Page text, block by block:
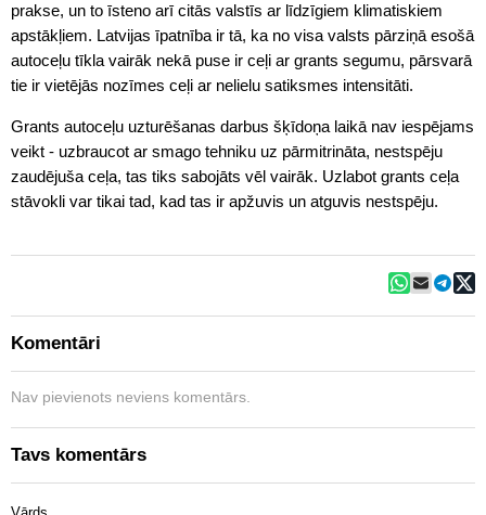
prakse, un to īsteno arī citās valstīs ar līdzīgiem klimatiskiem
apstākļiem. Latvijas īpatnība ir tā, ka no visa valsts pārziņā esošā
autoceļu tīkla vairāk nekā puse ir ceļi ar grants segumu, pārsvarā
tie ir vietējās nozīmes ceļi ar nelielu satiksmes intensitāti.
Grants autoceļu uzturēšanas darbus šķīdoņa laikā nav iespējams
veikt - uzbraucot ar smago tehniku uz pārmitrināta, nestspēju
zaudējuša ceļa, tas tiks sabojāts vēl vairāk. Uzlabot grants ceļa
stāvokli var tikai tad, kad tas ir apžuvis un atguvis nestspēju.
Komentāri
Nav pievienots neviens komentārs.
Tavs komentārs